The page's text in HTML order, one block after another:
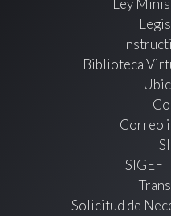
Ley
Biblioteca
Correo
SIGEFI
Solicitud de